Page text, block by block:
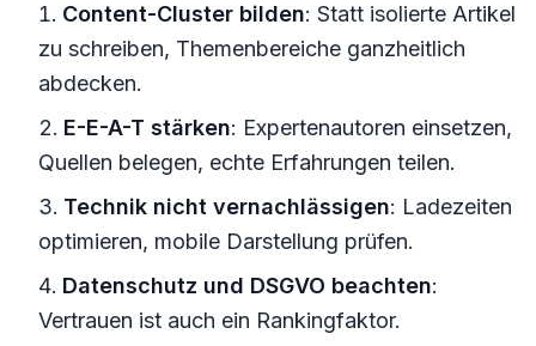
Content-Cluster bilden: Statt isolierte Artikel
zu schreiben, Themenbereiche ganzheitlich
abdecken.
E-E-A-T stärken: Expertenautoren einsetzen,
Quellen belegen, echte Erfahrungen teilen.
Technik nicht vernachlässigen: Ladezeiten
optimieren, mobile Darstellung prüfen.
Datenschutz und DSGVO beachten:
Vertrauen ist auch ein Rankingfaktor.